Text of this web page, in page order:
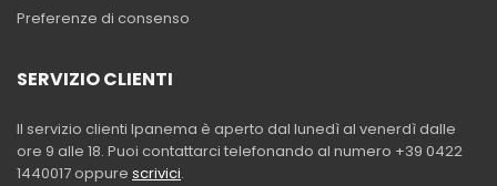
Preferenze di consenso
SERVIZIO CLIENTI
Il servizio clienti Ipanema è aperto dal lunedì al venerdì dalle
ore 9 alle 18. Puoi contattarci telefonando al numero +39 0422
1440017 oppure scrivici.